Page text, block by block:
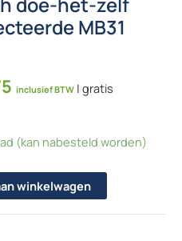
MB31
prijs was: €
Huidige prijs is: €
inclusief BTW | gratis
(kan nabesteld worden)
pakket met geselecteerde
winkelwagen